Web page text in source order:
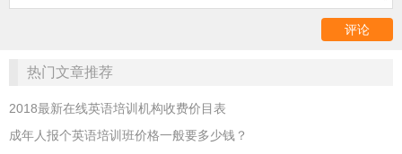
热门文章推荐
2018最新在线英语培训机构收费价目表
成年人报个英语培训班价格一般要多少钱？